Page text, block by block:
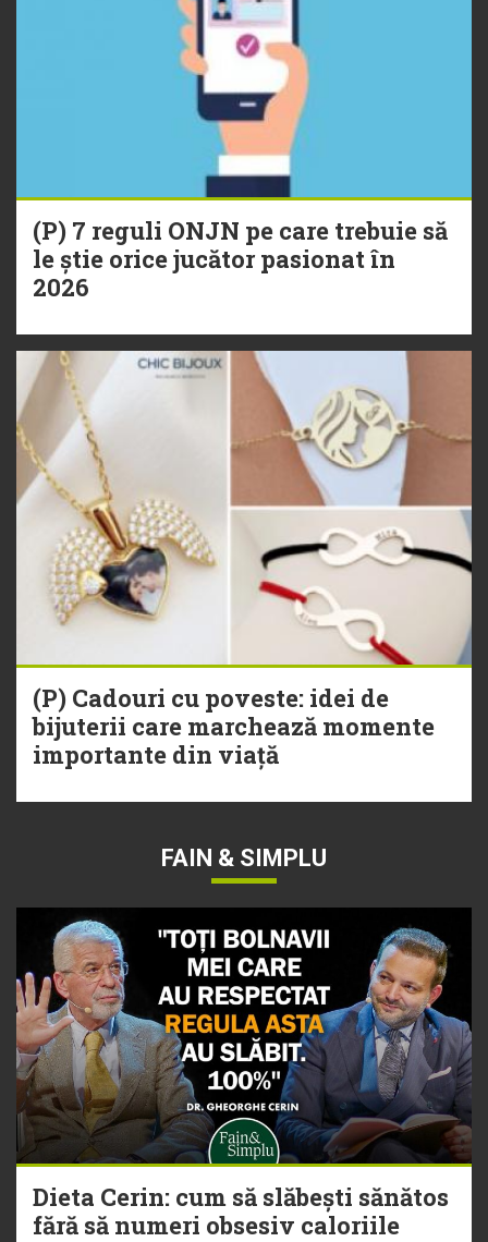
(P) 7 reguli ONJN pe care trebuie să
le știe orice jucător pasionat în
2026
(P) Cadouri cu poveste: idei de
bijuterii care marchează momente
importante din viață
FAIN & SIMPLU
Dieta Cerin: cum să slăbești sănătos
fără să numeri obsesiv caloriile